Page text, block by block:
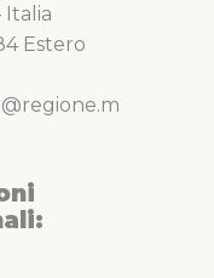
Italia
Estero